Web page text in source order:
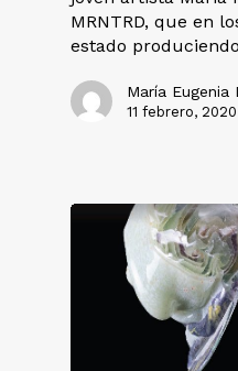
MRNTRD, que en
estado
María Eugenia
11 febrero, 2020